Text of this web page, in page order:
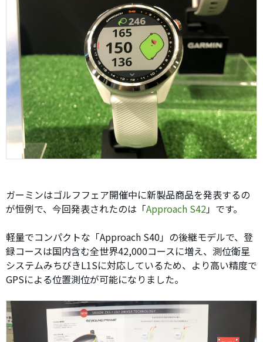
ガーミンはゴルフフェア開催中に新製品商品を発表するの
が恒例で、今回発表されたのは「Approach S42 」です。
軽量でコンパクトな「Approach S40」の後継モデルで、登
録コースは国内含む全世界42,000コースに増え、測位衛星
システムみちびきL1Sに対応しているため、より高い精度で
GPSによる位置測位が可能になりました。